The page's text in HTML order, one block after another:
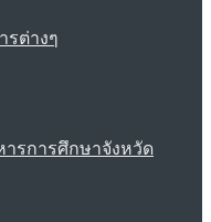
รต่างๆ
รการศึกษาจังหวัด